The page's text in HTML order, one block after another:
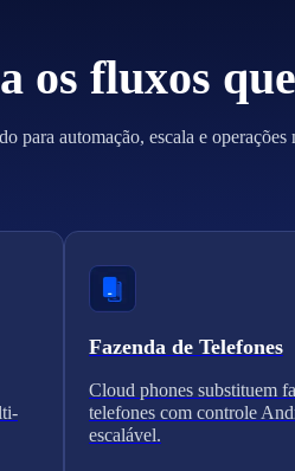
os fluxos
para automação, escala e
Fazenda de Telefones
Cloud phones substituem
telefones com controle
escalável.